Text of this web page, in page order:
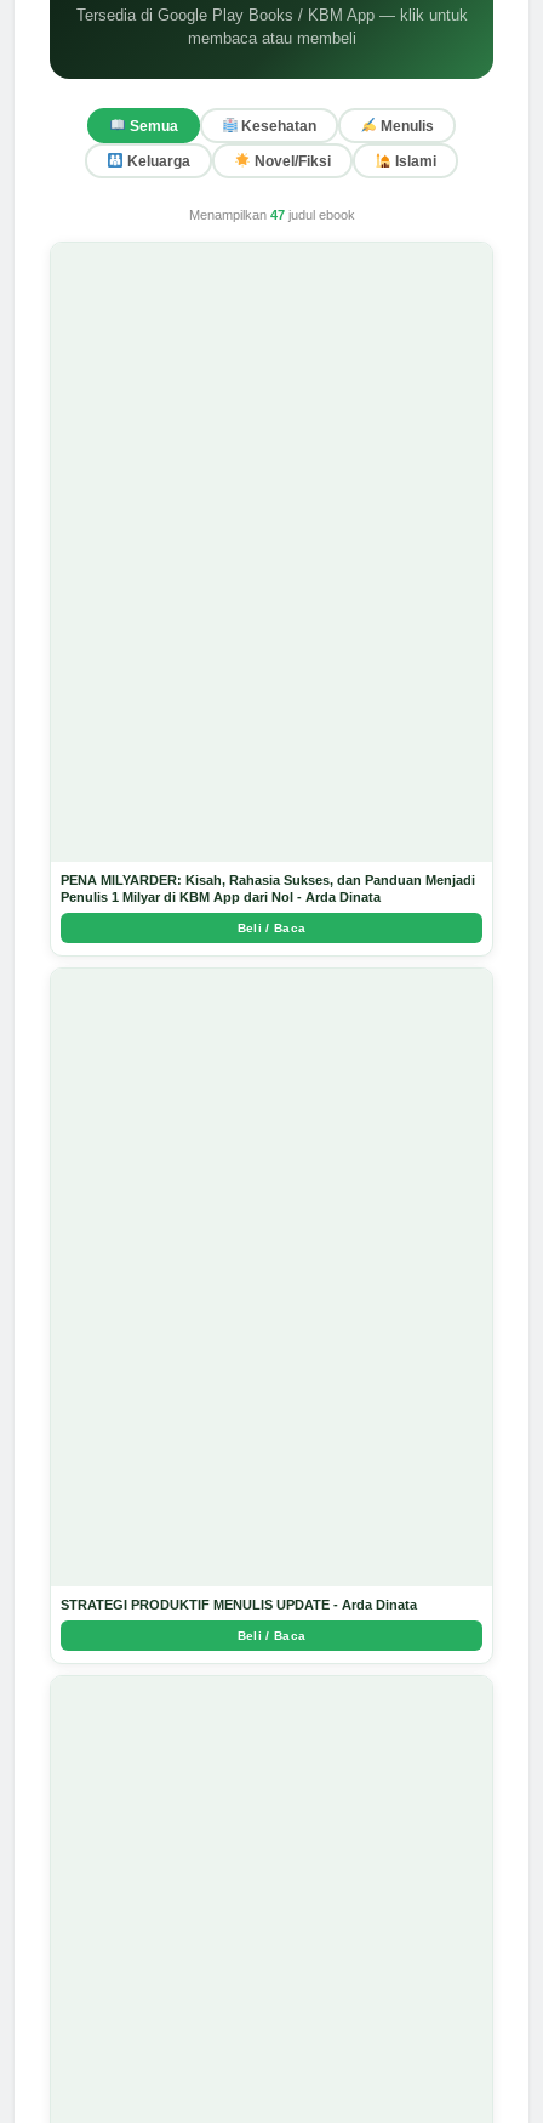
Tersedia di Google Play Books / KBM App — klik untuk
membaca atau membeli
Semua Kesehatan Menulis
Keluarga Novel/Fiksi Islami
Menampilkan 47judul ebook
PENA MILYARDER: Kisah, Rahasia Sukses, dan Panduan Menjadi
Penulis 1 Milyar di KBM App dari Nol - Arda Dinata
Beli / Baca
STRATEGI PRODUKTIF MENULIS UPDATE - Arda Dinata
Beli / Baca